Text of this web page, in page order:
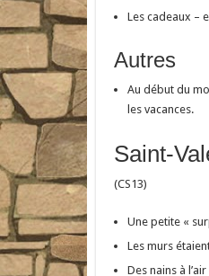
Les cadeaux –
Autres
Au début du
les vacances.
Saint-
(CS13)
Une petite «
Les murs
Des nains à